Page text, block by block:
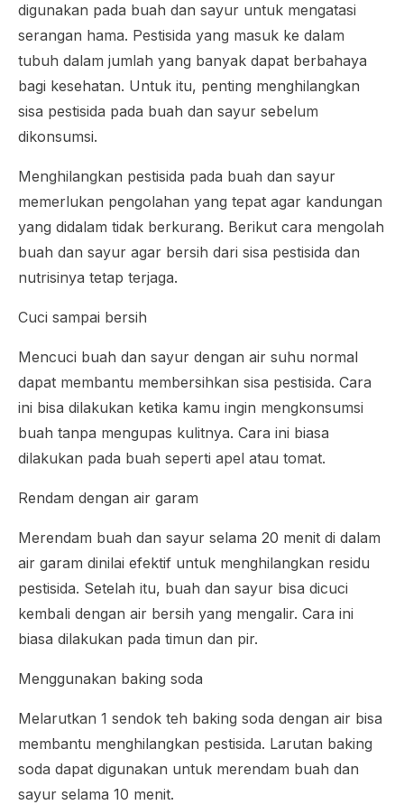
digunakan pada buah dan sayur untuk mengatasi
serangan hama. Pestisida yang masuk ke dalam
tubuh dalam jumlah yang banyak dapat berbahaya
bagi kesehatan. Untuk itu, penting menghilangkan
sisa pestisida pada buah dan sayur sebelum
dikonsumsi.
Menghilangkan pestisida pada buah dan sayur
memerlukan pengolahan yang tepat agar kandungan
yang didalam tidak berkurang. Berikut cara mengolah
buah dan sayur agar bersih dari sisa pestisida dan
nutrisinya tetap terjaga.
Cuci sampai bersih
Mencuci buah dan sayur dengan air suhu normal
dapat membantu membersihkan sisa pestisida. Cara
ini bisa dilakukan ketika kamu ingin mengkonsumsi
buah tanpa mengupas kulitnya. Cara ini biasa
dilakukan pada buah seperti apel atau tomat.
Rendam dengan air garam
Merendam buah dan sayur selama 20 menit di dalam
air garam dinilai efektif untuk menghilangkan residu
pestisida. Setelah itu, buah dan sayur bisa dicuci
kembali dengan air bersih yang mengalir. Cara ini
biasa dilakukan pada timun dan pir.
Menggunakan baking soda
Melarutkan 1 sendok teh baking soda dengan air bisa
membantu menghilangkan pestisida. Larutan baking
soda dapat digunakan untuk merendam buah dan
sayur selama 10 menit.